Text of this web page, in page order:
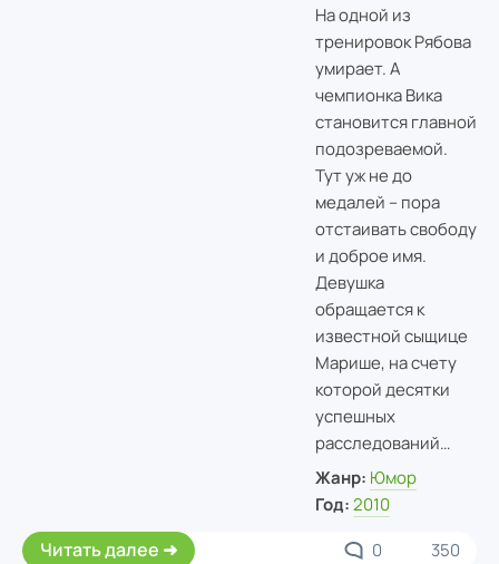
На одной из
тренировок Рябова
умирает. А
чемпионка Вика
становится главной
подозреваемой.
Тут уж не до
медалей – пора
отстаивать свободу
и доброе имя.
Девушка
обращается к
известной сыщице
Марише, на счету
которой десятки
успешных
расследований…
Жанр: Юмор
Год: 2010
Читать далее 0 350